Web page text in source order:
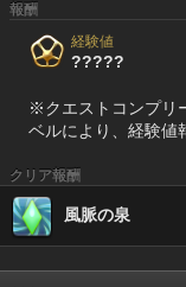
報酬
経験値
?????
※クエストコンプリ
ベルにより、経験値
クリア報酬
風脈の泉